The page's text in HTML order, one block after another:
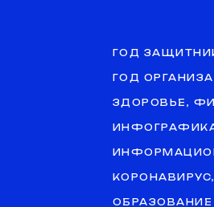
ГОД
ГОД
ЗДОРОВЬЕ,